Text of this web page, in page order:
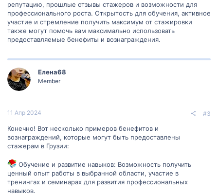
репутацию, прошлые отзывы стажеров и возможности для
профессионального роста. Открытость для обучения, активное
участие и стремление получить максимум от стажировки
также могут помочь вам максимально использовать
предоставляемые бенефиты и вознаграждения.
Елена68
Member
11 Апр 2024 #3
Конечно! Вот несколько примеров бенефитов и
вознаграждений, которые могут быть предоставлены
стажерам в Грузии:
Обучение и развитие навыков: Возможность получить
ценный опыт работы в выбранной области, участие в
тренингах и семинарах для развития профессиональных
навыков.